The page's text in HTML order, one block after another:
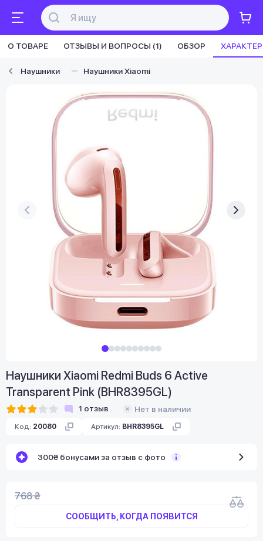
О ТОВАРЕ ОТЗЫВЫ И ВОПРОСЫ (1) ОБЗОР
Наушники Наушники Xiaomi
Наушники Xiaomi Redmi Buds 6 Active
Transparent Pink (BHR8395GL)
1 отзыв Нет в наличии
Код: 20080 Артикул: BHR8395GL
300₴ бонусами за отзыв с фото
768 ₴
СООБЩИТЬ, КОГДА ПОЯВИТСЯ